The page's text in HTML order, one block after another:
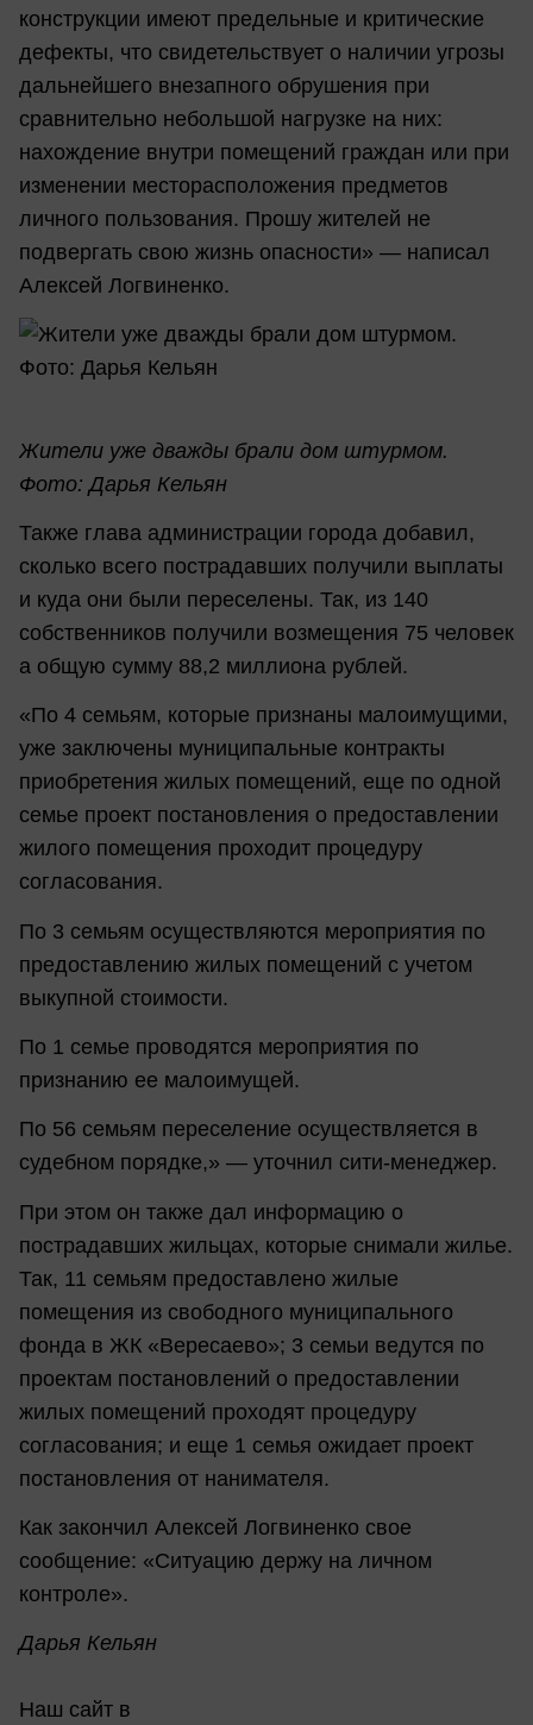
конструкции имеют предельные и критические
дефекты, что свидетельствует о наличии угрозы
дальнейшего внезапного обрушения при
сравнительно небольшой нагрузке на них:
нахождение внутри помещений граждан или при
изменении месторасположения предметов
личного пользования. Прошу жителей не
подвергать свою жизнь опасности» — написал
Алексей Логвиненко.
Жители уже дважды брали дом штурмом.
Фото: Дарья Кельян
Также глава администрации города добавил,
сколько всего пострадавших получили выплаты
и куда они были переселены. Так, из 140
собственников получили возмещения 75 человек
а общую сумму 88,2 миллиона рублей.
«По 4 семьям, которые признаны малоимущими,
уже заключены муниципальные контракты
приобретения жилых помещений, еще по одной
семье проект постановления о предоставлении
жилого помещения проходит процедуру
согласования.
По 3 семьям осуществляются мероприятия по
предоставлению жилых помещений с учетом
выкупной стоимости.
По 1 семье проводятся мероприятия по
признанию ее малоимущей.
По 56 семьям переселение осуществляется в
судебном порядке,» — уточнил сити-менеджер.
При этом он также дал информацию о
пострадавших жильцах, которые снимали жилье.
Так, 11 семьям предоставлено жилые
помещения из свободного муниципального
фонда в ЖК «Вересаево»; 3 семьи ведутся по
проектам постановлений о предоставлении
жилых помещений проходят процедуру
согласования; и еще 1 семья ожидает проект
постановления от нанимателя.
Как закончил Алексей Логвиненко свое
сообщение: «Ситуацию держу на личном
контроле».
Дарья Кельян
Наш сайт в